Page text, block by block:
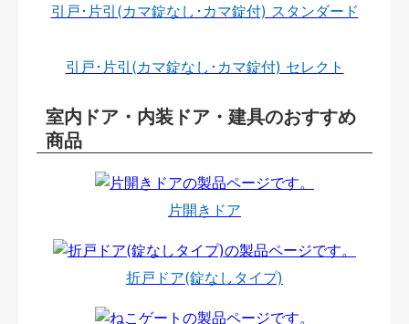
引戸･片引(カマ錠なし･カマ錠付) スタンダード
引戸･片引(カマ錠なし･カマ錠付) セレクト
室内ドア・内装ドア・建具のおすすめ
商品
片開きドア
折戸ドア(錠なしタイプ)